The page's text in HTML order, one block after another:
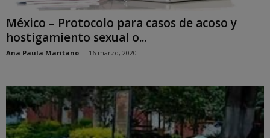
México – Protocolo para casos de acoso y
hostigamiento sexual o...
Ana Paula Maritano - 16 marzo, 2020